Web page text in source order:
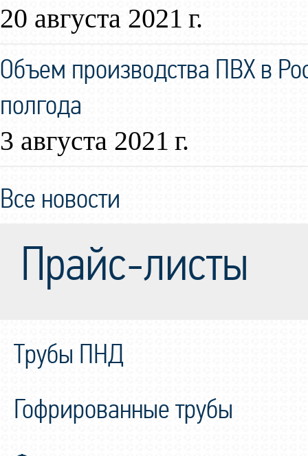
20 августа 2021 г.
Объем производства ПВХ в
полгода
3 августа 2021 г.
Все новости
Прайс-листы
Трубы ПНД
Гофрированные трубы